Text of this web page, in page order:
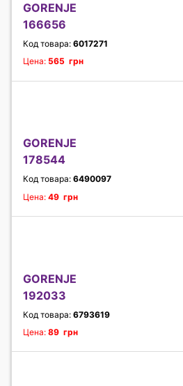
GORENJE
166656
Код товара: 6017271
Цена: 565 грн
GORENJE
178544
Код товара: 6490097
Цена: 49 грн
GORENJE
192033
Код товара: 6793619
Цена: 89 грн